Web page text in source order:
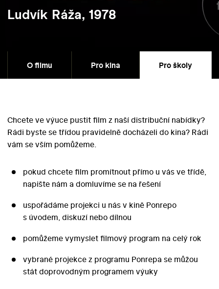
Ludvík Ráža, 1978
O filmu Pro kina Pro školy
Chcete ve výuce pustit film z naší distribuční nabídky?
Rádi byste se třídou pravidelně docházeli do kina? Rádi
vám se vším pomůžeme.
pokud chcete film promítnout přímo u vás ve třídě,
napište nám a domluvíme se na řešení
uspořádáme projekci u nás v kině Ponrepo
s úvodem, diskuzí nebo dílnou
pomůžeme vymyslet filmový program na celý rok
vybrané projekce z programu Ponrepa se můžou
stát doprovodným programem výuky